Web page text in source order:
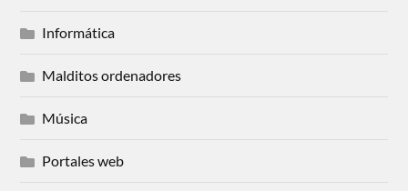
Informática
Malditos ordenadores
Música
Portales web